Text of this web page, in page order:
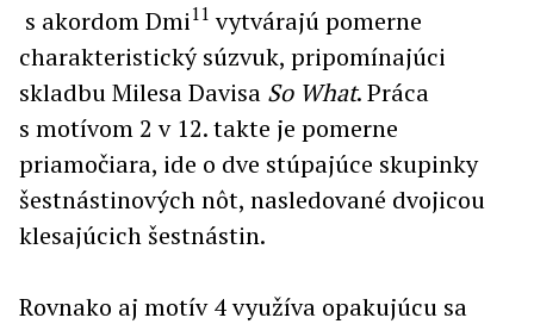
s akordom Dmi11 vytvárajú pomerne
charakteristický súzvuk, pripomínajúci
skladbu Milesa Davisa So What. Práca
s motívom 2 v 12. takte je pomerne
priamočiara, ide o dve stúpajúce skupinky
šestnástinových nôt, nasledované dvojicou
klesajúcich šestnástin.
Rovnako aj motív 4 využíva opakujúcu sa